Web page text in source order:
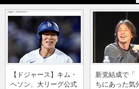
【ドジャース】キム・
ヘソン、大リーグ公式
新党結成で「
ちにあった気